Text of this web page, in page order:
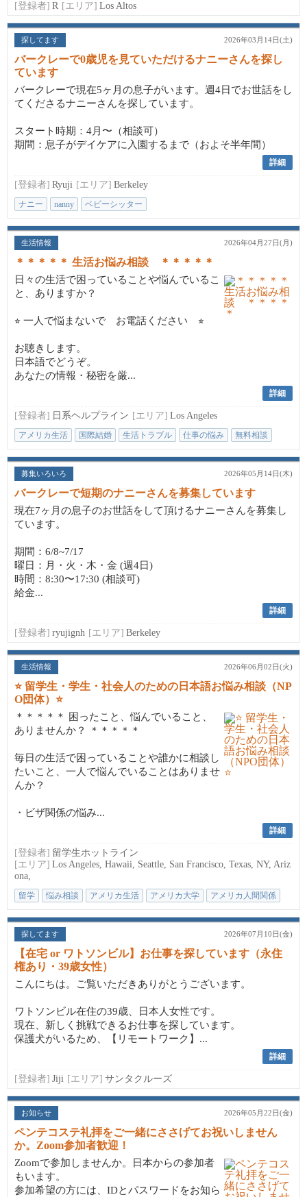
[登録者] R [エリア] Los Altos
探してます 2026年03月14日(土)
バークレーで0歳児を見ていただけるナニーさんを探し
ています
バークレーで現在5ヶ月の息子がいます。週4日でお世話をし
てくださるナニーさんを探しています。
スタート時期：4月〜（相談可）
期間：息子がデイケアに入園するまで（およそ半年間）
詳細
[登録者] Ryuji [エリア] Berkeley
ナニー nanny ベビーシッター
生活情報 2026年04月27日(月)
＊＊＊＊＊ 生活お悩み相談 ＊＊＊＊＊
日々の生活で困っていることや悩んでいるこ
と、ありますか？
⭐︎ 一人で悩まないで お電話ください ⭐︎
お聴きします。
日本語でどうぞ。
あなたの情報・秘密を厳...
詳細
[登録者] 日系ヘルプライン [エリア] Los Angeles
アメリカ生活 国際結婚 生活トラブル 仕事の悩み 無料相談
募集いろいろ 2026年05月14日(木)
バークレーで短期のナニーさんを募集しています
現在7ヶ月の息子のお世話をして頂けるナニーさんを募集し
ています。
期間：6/8~7/17
曜日：月・火・木・金 (週4日)
時間：8:30〜17:30 (相談可)
給金...
詳細
[登録者] ryujignh [エリア] Berkeley
生活情報 2026年06月02日(火)
⭐ 留学生・学生・社会人のための日本語お悩み相談（NP
O団体）⭐
＊＊＊＊＊ 困ったこと、悩んでいること、
ありませんか？ ＊＊＊＊＊
毎日の生活で困っていることや誰かに相談し
たいこと、一人で悩んでいることはありませ
んか？
・ビザ関係の悩み...
詳細
[登録者] 留学生ホットライン
[エリア] Los Angeles, Hawaii, Seattle, San Francisco, Texas, NY, Ariz
ona,
留学 悩み相談 アメリカ生活 アメリカ大学 アメリカ人間関係
探してます 2026年07月10日(金)
【在宅 or ワトソンビル】お仕事を探しています（永住
権あり・39歳女性）
こんにちは。ご覧いただきありがとうございます。
ワトソンビル在住の39歳、日本人女性です。
現在、新しく挑戦できるお仕事を探しています。
保護犬がいるため、【リモートワーク】...
詳細
[登録者] Jiji [エリア] サンタクルーズ
お知らせ 2026年05月22日(金)
ペンテコステ礼拝をご一緒にささげてお祝いしません
か。Zoom参加者歓迎！
Zoomで参加しませんか。日本からの参加者
もいます。
参加希望の方には、IDとパスワードをお知ら